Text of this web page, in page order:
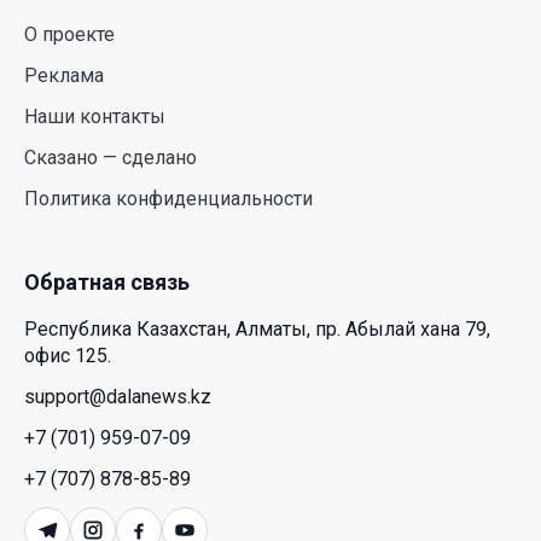
действительно легче дышать
29 Июл. 2026 12:18
HONOR расширяет стратегию бизнеса и
искусственным интеллектом
какие возможности открывает форум
Казахстана и России
26 Июл. 2026 12:11
Межпартийные теледебаты выйдут в эфире
республиканских телеканалов
О проекте
Реклама
Наши контакты
Сказано — сделано
Политика конфиденциальности
Обратная связь
Республика Казахстан, Алматы, пр. Абылай хана 79,
офис 125.
support@dalanews.kz
+7 (701) 959-07-09
+7 (707) 878-85-89